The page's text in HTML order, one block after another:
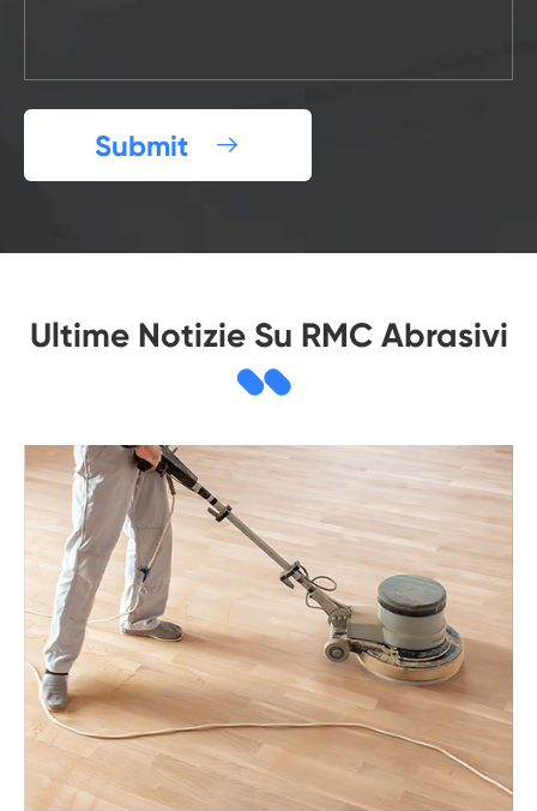
Submit 
Ultime Notizie Su RMC Abrasivi